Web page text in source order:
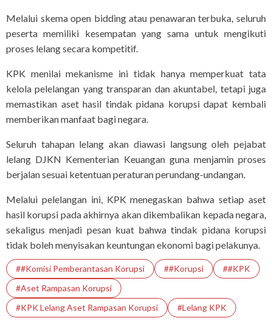
Melalui skema open bidding atau penawaran terbuka, seluruh
peserta memiliki kesempatan yang sama untuk mengikuti
proses lelang secara kompetitif.
KPK menilai mekanisme ini tidak hanya memperkuat tata
kelola pelelangan yang transparan dan akuntabel, tetapi juga
memastikan aset hasil tindak pidana korupsi dapat kembali
memberikan manfaat bagi negara.
Seluruh tahapan lelang akan diawasi langsung oleh pejabat
lelang DJKN Kementerian Keuangan guna menjamin proses
berjalan sesuai ketentuan peraturan perundang-undangan.
Melalui pelelangan ini, KPK menegaskan bahwa setiap aset
hasil korupsi pada akhirnya akan dikembalikan kepada negara,
sekaligus menjadi pesan kuat bahwa tindak pidana korupsi
tidak boleh menyisakan keuntungan ekonomi bagi pelakunya.
##Komisi Pemberantasan Korupsi ##Korupsi
##KPK
#Aset Rampasan Korupsi
#KPK Lelang Aset Rampasan Korupsi
#Lelang KPK